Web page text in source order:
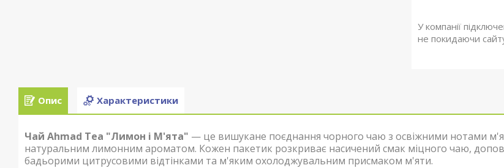
У компанії
не покидаючи
Опис Характеристики
Чай Ahmad Tea "Лимон і М'ята" — це вишукане поєднання чорного чаю з освіжними нотами
натуральним лимонним ароматом. Кожен пакетик розкриває насичений смак міцного чаю,
бадьорими цитрусовими відтінками та м'яким охолоджувальним присмаком м'яти.